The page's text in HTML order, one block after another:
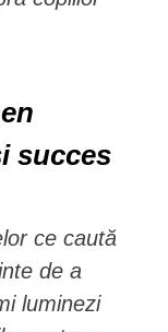
succes
ce caută
de a
luminezi